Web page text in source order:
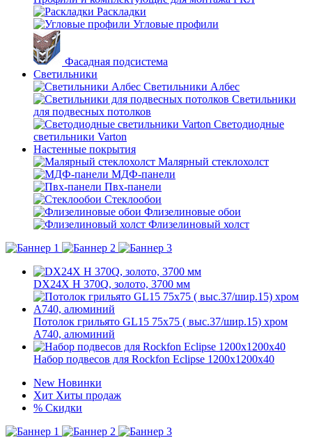
Раскладки
Угловые профили
Фасадная подсистема
Светильники
Светильники Албес
Светильники
для подвесных потолков
Светодиодные
светильники Varton
Настенные покрытия
Малярный стеклохолст
МДФ-панели
Пвх-панели
Стеклообои
Флизелиновые обои
Флизелиновый холст
DX24X H 370Q, золото, 3700 мм
Потолок грильято GL15 75х75 ( выс.37/шир.15) хром
А740, алюминий
Набор подвесов для Rockfon Eclipse 1200x1200x40
New Новинки
Хит Хиты продаж
% Скидки